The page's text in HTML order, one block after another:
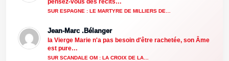
SUR ESPAGNE : LE MARTYRE DE MILLIERS DE…
Jean-Marc .Bélanger
la Vierge Marie n'a pas besoin d'être rachetée, son Âme
est pure…
SUR SCANDALE OM : LA CROIX DE LA…